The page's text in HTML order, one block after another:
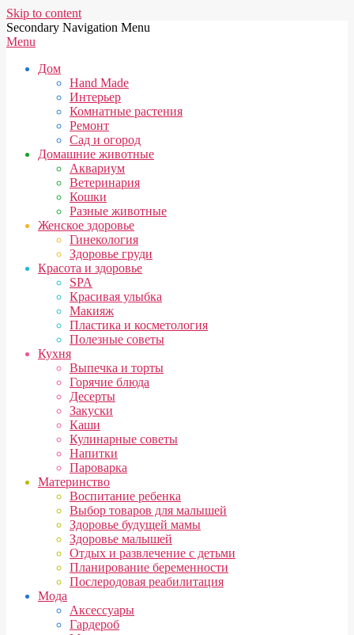
Skip to content
Secondary Navigation Menu
Menu
Дом
Hand Made
Интерьер
Комнатные растения
Ремонт
Сад и огород
Домашние животные
Аквариум
Ветеринария
Кошки
Разные животные
Женское здоровье
Гинекология
Здоровье груди
Красота и здоровье
SPA
Красивая улыбка
Макияж
Пластика и косметология
Полезные советы
Кухня
Выпечка и торты
Горячие блюда
Десерты
Закуски
Каши
Кулинарные советы
Напитки
Пароварка
Материнство
Воспитание ребенка
Выбор товаров для малышей
Здоровье будущей мамы
Здоровье малышей
Отдых и развлечение с детьми
Планирование беременности
Послеродовая реабилитация
Мода
Аксессуары
Гардероб